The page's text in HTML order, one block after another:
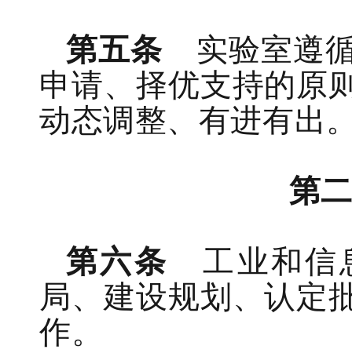
第五条
实验室遵
申请、择优支持的原
动态调整、 有进有出
第
第六条
工业和信
局、建设规划、认定
作。